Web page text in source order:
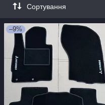
Сортування
–9%